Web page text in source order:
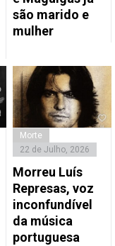
são marido e
mulher
Morte
22 de Julho, 2026
Morreu Luís
Represas, voz
inconfundível
da música
portuguesa